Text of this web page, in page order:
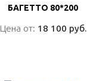
БАГЕТТО 80*200
Цена от: 18 100 руб.
БАГЕТТО 80*200
Цена от: 18 100 руб.